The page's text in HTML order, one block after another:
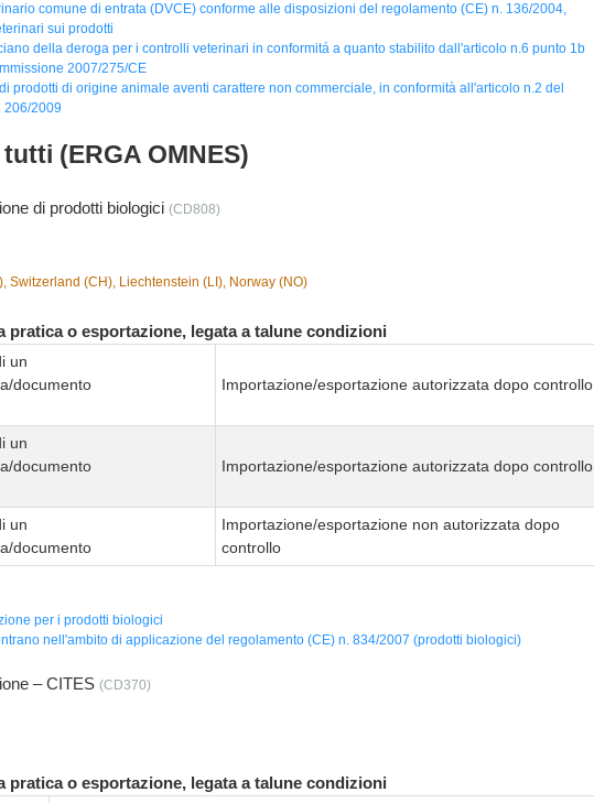
comune di entrata (DVCE) conforme alle disposizioni del regolamento (CE) n. 136/2004,
sui prodotti
della deroga per i controlli veterinari in conformitá a quanto stabilito dall'articolo n.6 punto 1b
2007/275/CE
prodotti di origine animale aventi carattere non commerciale, in conformità all'articolo n.2 del
206/2009
(ERGA OMNES)
di prodotti biologici (CD808)
Switzerland (CH), Liechtenstein (LI), Norway (NO)
pratica o esportazione, legata a talune condizioni
un
documento
Importazione/esportazione autorizzata dopo controllo
un
documento
Importazione/esportazione autorizzata dopo controllo
un
documento
Importazione/esportazione non autorizzata dopo
controllo
per i prodotti biologici
nell'ambito di applicazione del regolamento (CE) n. 834/2007 (prodotti biologici)
– CITES (CD370)
pratica o esportazione, legata a talune condizioni